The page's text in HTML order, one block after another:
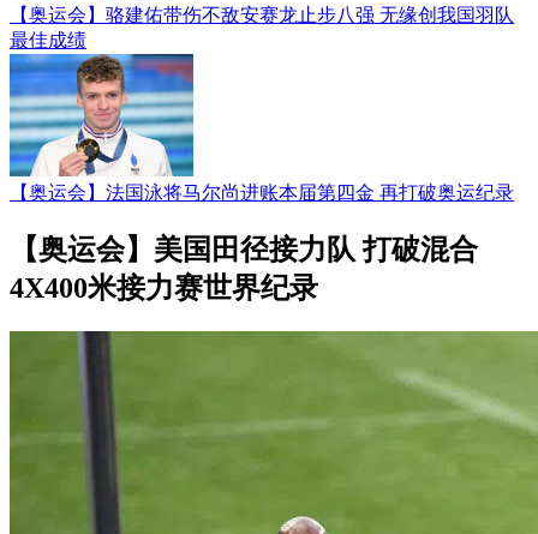
【奥运会】骆建佑带伤不敌安赛龙止步八强 无缘创我国羽队
最佳成绩
【奥运会】法国泳将马尔尚进账本届第四金 再打破奥运纪录
【奥运会】美国田径接力队 打破混合
4X400米接力赛世界纪录